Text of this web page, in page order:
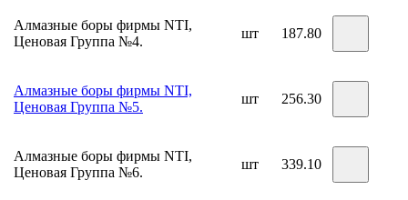
Алмазные боры фирмы NTI,
Ценовая Группа №4.
шт 187.80
Алмазные боры фирмы NTI,
Ценовая Группа №5.
шт 256.30
Алмазные боры фирмы NTI,
Ценовая Группа №6.
шт 339.10